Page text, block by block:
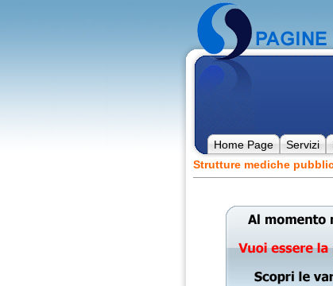
Home Page Servizi
Strutture mediche